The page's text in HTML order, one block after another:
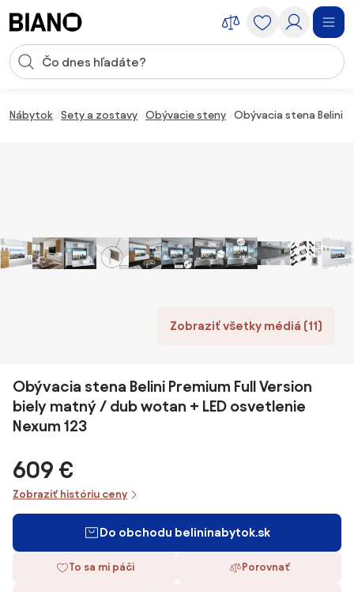
Vstup pre vyhľadávanie
Nábytok Sety a zostavy Obývacie steny Obývacia stena Belini
Zobraziť všetky médiá (11)
Obývacia stena Belini Premium Full Version
biely matný / dub wotan + LED osvetlenie
Nexum 123
609 €
Zobraziť históriu ceny
Do obchodu belininabytok.sk
To sa mi páči Porovnať